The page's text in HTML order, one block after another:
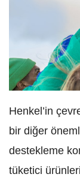
Henkel’in
bir diğer
destekleme
tüketici